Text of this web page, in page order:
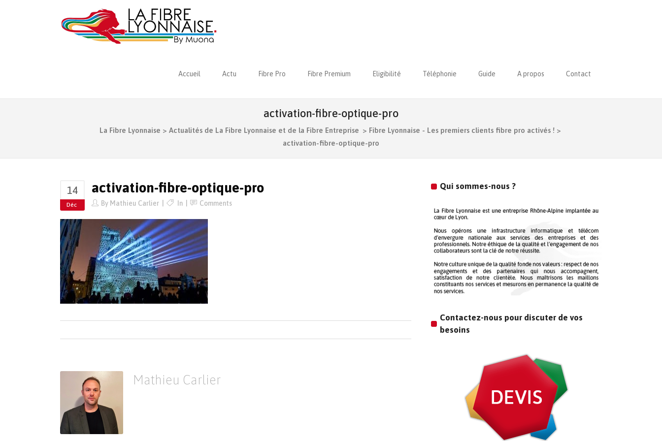
Accueil Actu Fibre Pro Fibre Premium Eligibilité Téléphonie Guide A propos Contact
activation-fibre-optique-pro
La Fibre Lyonnaise > Actualités de La Fibre Lyonnaise et de la Fibre Entreprise > Fibre Lyonnaise - Les premiers clients fibre pro activés !>
activation-fibre-optique-pro
14
Déc
activation-fibre-optique-pro
By Mathieu Carlier In Comments
Mathieu Carlier
Qui sommes-nous ?
Contactez-nous pour discuter de vos
besoins